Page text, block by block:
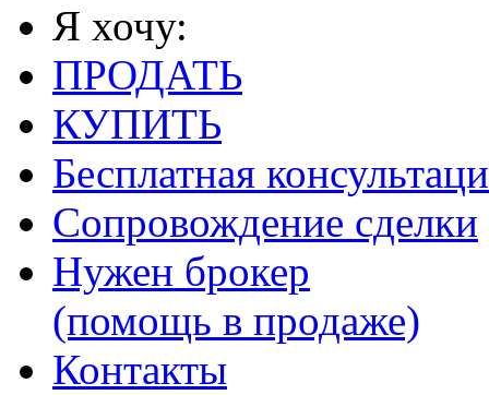
Я хочу:
ПРОДАТЬ
КУПИТЬ
Бесплатная
Сопровождение сделки
Нужен брокер
(помощь в продаже)
Контакты